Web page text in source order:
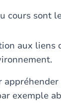
cours sont
aux liens
exemple